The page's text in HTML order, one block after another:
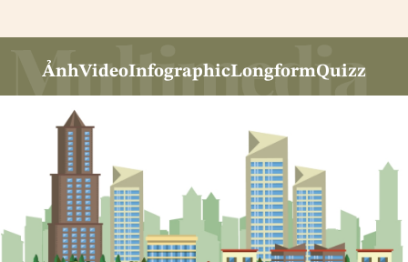
ẢnhVideoInfographicLongformQuizz